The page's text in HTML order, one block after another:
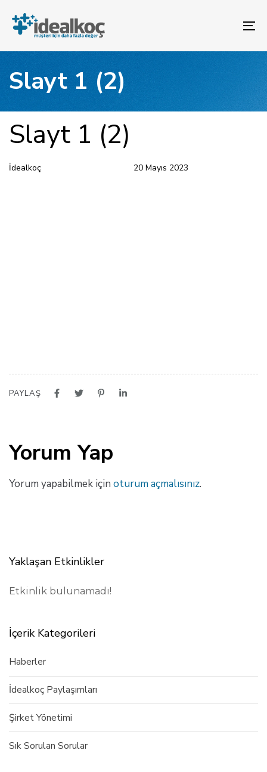
atla
gezinme
bölümüne
geç
İçeriğe
atlaSlayt 1 (2)
Slayt 1 (2)
İdealkoç 20 Mayıs 2023
PAYLAŞ
Yorum Yap
Yorum yapabilmek için oturum açmalısınız.
Yaklaşan Etkinlikler
Etkinlik bulunamadı!
İçerik Kategorileri
Haberler
İdealkoç Paylaşımları
Şirket Yönetimi
Sık Sorulan Sorular